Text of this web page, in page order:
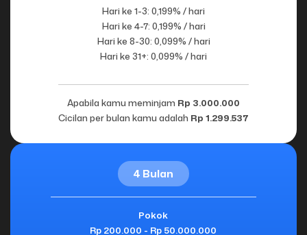
Hari ke 1-3: 0,199% / hari
Hari ke 4-7: 0,199% / hari
Hari ke 8-30: 0,099% / hari
Hari ke 31+: 0,099% / hari
Apabila kamu meminjam Rp 3.000.000
Cicilan per bulan kamu adalah Rp 1.299.537
4 Bulan
Pokok
Rp 200.000 - Rp 50.000.000